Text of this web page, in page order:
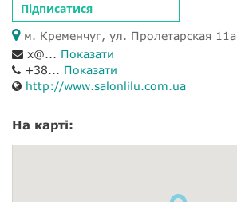
Підписатися
м. Кременчуг, ул. Пролетарская 11а
x@... Показати
+38... Показати
http://www.salonlilu.com.ua
На карті: